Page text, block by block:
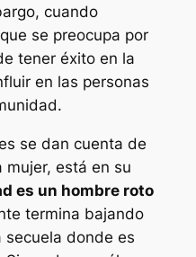
cuando
se preocupa por
tener éxito en la
en las personas
se dan cuenta de
mujer, está en su
es un hombre roto
termina bajando
secuela donde es